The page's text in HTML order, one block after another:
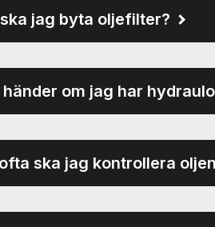
jag byta oljefilter?
händer om jag har
ska jag kontrollera